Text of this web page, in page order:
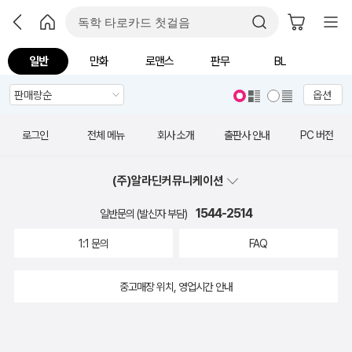
일반 만화 로맨스 판무 BL
옵션
로그인 전체 메뉴 회사 소개 출판사 안내 PC 버전
(주)알라딘커뮤니케이션
일반문의 (발신자 부담) 1544-2514
1:1 문의 FAQ
중고매장 위치, 영업시간 안내